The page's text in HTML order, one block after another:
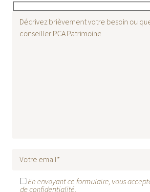
En envoyant ce formulaire, vous
de confidentialité.